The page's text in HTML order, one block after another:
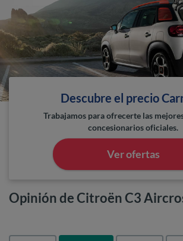
Descubre el precio
Trabajamos para ofrecerte las
concesionarios oficiales.
Ver ofertas
Opinión de Citroën C3